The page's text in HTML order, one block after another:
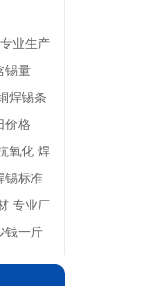
业生产
锡量
焊锡条
价格
氧化 焊
锡标准
专业厂
钱一斤